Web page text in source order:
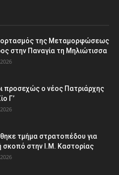
της Μεταμορφώσεως
στην Παναγία τη Μηλιώτισσα
προσεχώς ο νέος Πατριάρχης
Γ’
τμήμα στρατοπέδου για
σκοπό στην Ι.Μ. Καστορίας